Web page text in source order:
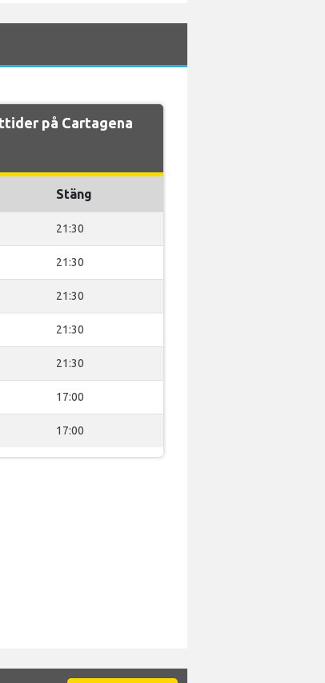
på Cartagena
Stäng
21:30
21:30
21:30
21:30
21:30
17:00
17:00